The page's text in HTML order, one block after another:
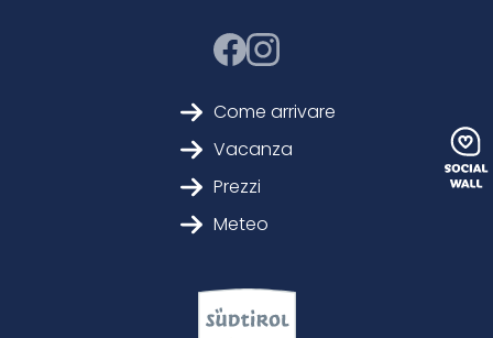
Come arrivare
Vacanza
Prezzi
Meteo